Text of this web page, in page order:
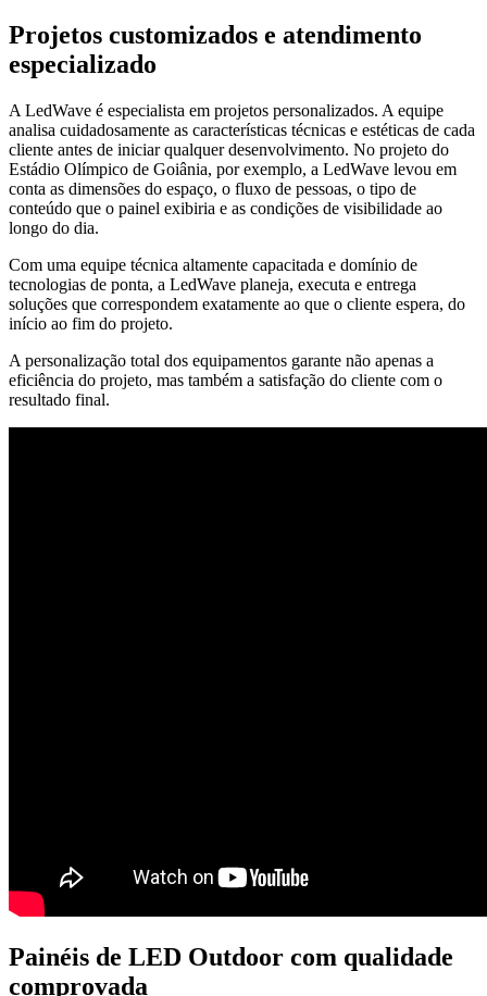
Projetos customizados e atendimento
especializado
A LedWave é especialista em projetos personalizados. A equipe
analisa cuidadosamente as características técnicas e estéticas de cada
cliente antes de iniciar qualquer desenvolvimento. No projeto do
Estádio Olímpico de Goiânia, por exemplo, a LedWave levou em
conta as dimensões do espaço, o fluxo de pessoas, o tipo de
conteúdo que o painel exibiria e as condições de visibilidade ao
longo do dia.
Com uma equipe técnica altamente capacitada e domínio de
tecnologias de ponta, a LedWave planeja, executa e entrega
soluções que correspondem exatamente ao que o cliente espera, do
início ao fim do projeto.
A personalização total dos equipamentos garante não apenas a
eficiência do projeto, mas também a satisfação do cliente com o
resultado final.
Painéis de LED Outdoor com qualidade
comprovada